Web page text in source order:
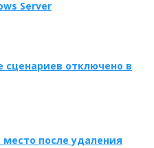
Server
сценариев отключено в
после удаления